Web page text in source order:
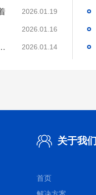
2026.01.19
2026.01.16
特性是选择防腐涂料的基础 2026.01.14
关于我们
首页